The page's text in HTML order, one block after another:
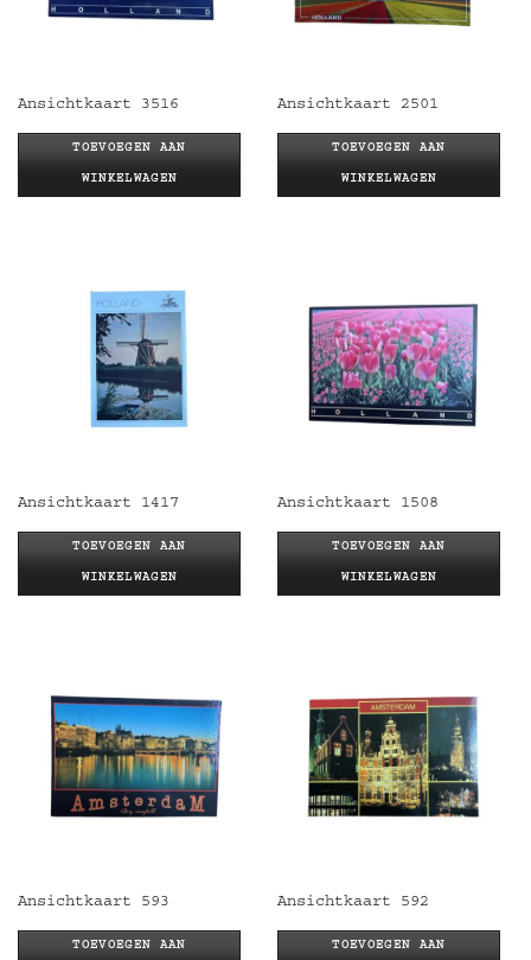
Ansichtkaart 3516
TOEVOEGEN AAN
WINKELWAGEN
Ansichtkaart 2501
TOEVOEGEN AAN
WINKELWAGEN
Ansichtkaart 1417
TOEVOEGEN AAN
WINKELWAGEN
Ansichtkaart 1508
TOEVOEGEN AAN
WINKELWAGEN
Ansichtkaart 593
TOEVOEGEN AAN
Ansichtkaart 592
TOEVOEGEN AAN